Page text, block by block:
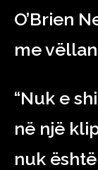
O’Brien
me
“Nuk e
në një
nuk